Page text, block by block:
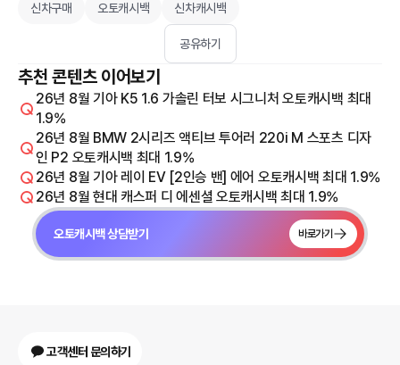
신차구매 오토캐시백 신차캐시백
공유하기
추천 콘텐츠 이어보기
26년 8월 기아 K5 1.6 가솔린 터보 시그니처 오토캐시백 최대
1.9%
26년 8월 BMW 2시리즈 액티브 투어러 220i M 스포츠 디자
인 P2 오토캐시백 최대 1.9%
26년 8월 기아 레이 EV [2인승 밴] 에어 오토캐시백 최대 1.9%
26년 8월 현대 캐스퍼 디 에센셜 오토캐시백 최대 1.9%
오토캐시백 상담받기 바로가기
고객센터 문의하기